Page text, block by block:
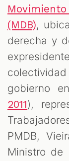
(MDB),
derecha y
gobierno
2011),
PMDB,
Ministro de